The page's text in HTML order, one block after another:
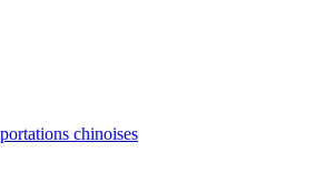
chinoises